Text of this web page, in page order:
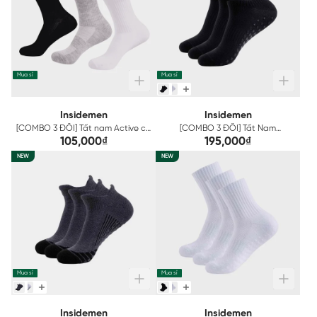
Mua sỉ
Insidemen
[COMBO 3 ĐÔI] Tất nam Active cổ
trung Insidemen ISC002EDP03
105,000₫
Mua sỉ
Insidemen
[COMBO 3 ĐÔI] Tất Nam
Insidemen cổ ngắn ISC032EDP03
195,000₫
NEW
Mua sỉ
Insidemen
NEW
Mua sỉ
Insidemen